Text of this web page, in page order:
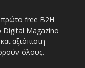
πρώτο free Β2Η
Digital Magazino
αξιόπιστη
όλους.